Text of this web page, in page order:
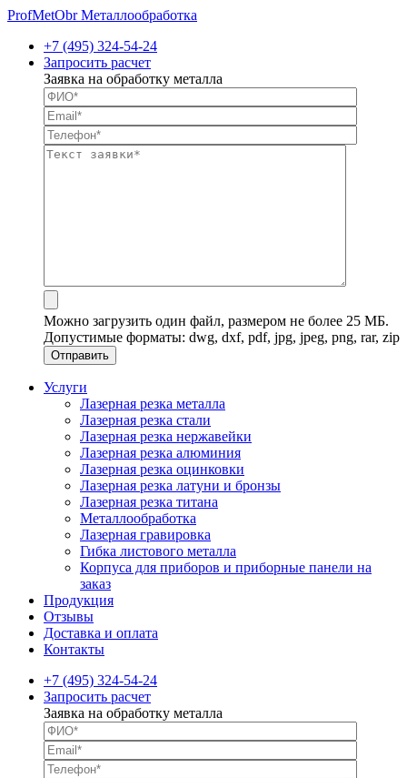
ProfMetObr Металлообработка
+7 (495) 324-54-24
Запросить расчет
Заявка на обработку металла
Можно загрузить один файл, размером не более 25 МБ.
Допустимые форматы: dwg, dxf, pdf, jpg, jpeg, png, rar, zip
Услуги
Лазерная резка металла
Лазерная резка стали
Лазерная резка нержавейки
Лазерная резка алюминия
Лазерная резка оцинковки
Лазерная резка латуни и бронзы
Лазерная резка титана
Металлообработка
Лазерная гравировка
Гибка листового металла
Корпуса для приборов и приборные панели на
заказ
Продукция
Отзывы
Доставка и оплата
Контакты
+7 (495) 324-54-24
Запросить расчет
Заявка на обработку металла